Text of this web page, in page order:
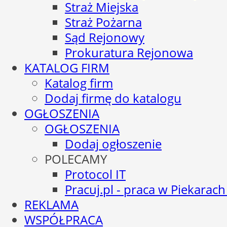
Straż Miejska
Straż Pożarna
Sąd Rejonowy
Prokuratura Rejonowa
KATALOG FIRM
Katalog firm
Dodaj firmę do katalogu
OGŁOSZENIA
OGŁOSZENIA
Dodaj ogłoszenie
POLECAMY
Protocol IT
Pracuj.pl - praca w
REKLAMA
WSPÓŁPRACA